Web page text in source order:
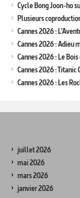
Cycle Bong Joon-ho
Plusieurs
Cannes 2026 :
Cannes 2026 : Adieu
Cannes 2026 : Le
Cannes 2026 :
Cannes 2026 : Les
juillet 2026
mai 2026
mars 2026
janvier 2026